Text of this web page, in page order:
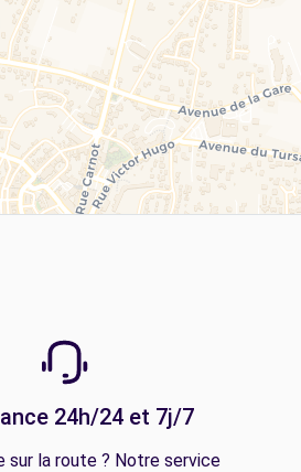
24h/24 et 7j/7
sur la route ? Notre service